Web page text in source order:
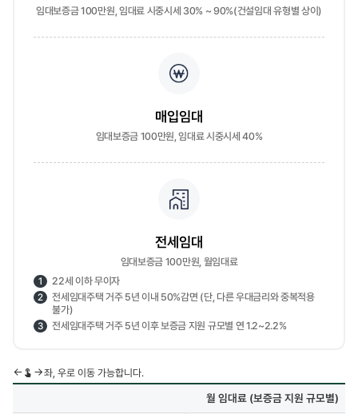
임대보증금 100만원, 임대료 시중시세 30% ~ 90%(건설임대 유형별 상이)
매입임대
임대보증금 100만원, 임대료 시중시세 40%
전세임대
임대보증금 100만원, 월임대료
1 22세 이하 무이자
2
전세임대주택 거주 5년 이내 50%감면 (단, 다른 우대금리와 중복적용
불가)
3 전세임대주택 거주 5년 이후 보증금 지원 규모별 연 1.2~2.2%
좌, 우로 이동 가능합니다.
월 임대료 (보증금 지원 규모별)